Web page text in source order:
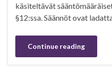
käsiteltävät
§12:ssa. Säännöt ovat
Continue reading